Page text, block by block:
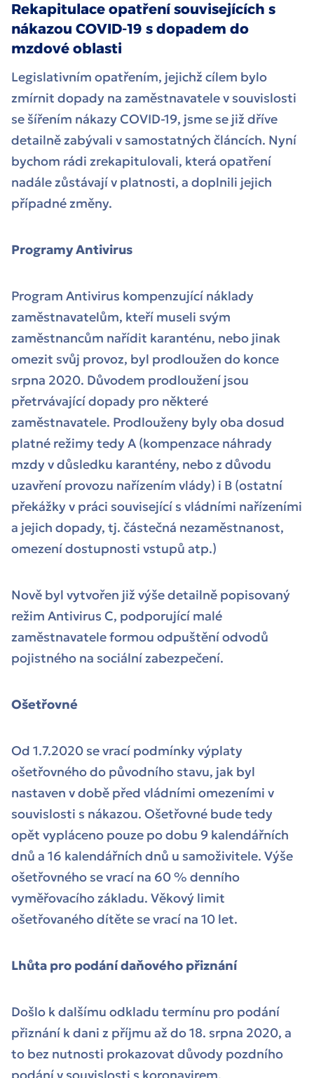
Rekapitulace opatření souvisejících s
nákazou COVID-19 s dopadem do
mzdové oblasti
Legislativním opatřením, jejichž cílem bylo
zmírnit dopady na zaměstnavatele v souvislosti
se šířením nákazy COVID-19, jsme se již dříve
detailně zabývali v samostatných článcích. Nyní
bychom rádi zrekapitulovali, která opatření
nadále zůstávají v platnosti, a doplnili jejich
případné změny.
Programy Antivirus
Program Antivirus kompenzující náklady
zaměstnavatelům, kteří museli svým
zaměstnancům nařídit karanténu, nebo jinak
omezit svůj provoz, byl prodloužen do konce
srpna 2020. Důvodem prodloužení jsou
přetrvávající dopady pro některé
zaměstnavatele. Prodlouženy byly oba dosud
platné režimy tedy A (kompenzace náhrady
mzdy v důsledku karantény, nebo z důvodu
uzavření provozu nařízením vlády) i B (ostatní
překážky v práci související s vládními nařízeními
a jejich dopady, tj. částečná nezaměstnanost,
omezení dostupnosti vstupů atp.)
Nově byl vytvořen již výše detailně popisovaný
režim Antivirus C, podporující malé
zaměstnavatele formou odpuštění odvodů
pojistného na sociální zabezpečení.
Ošetřovné
Od 1.7.2020 se vrací podmínky výplaty
ošetřovného do původního stavu, jak byl
nastaven v době před vládními omezeními v
souvislosti s nákazou. Ošetřovné bude tedy
opět vypláceno pouze po dobu 9 kalendářních
dnů a 16 kalendářních dnů u samoživitele. Výše
ošetřovného se vrací na 60 % denního
vyměřovacího základu. Věkový limit
ošetřovaného dítěte se vrací na 10 let.
Lhůta pro podání daňového přiznání
Došlo k dalšímu odkladu termínu pro podání
přiznání k dani z příjmu až do 18. srpna 2020, a
to bez nutnosti prokazovat důvody pozdního